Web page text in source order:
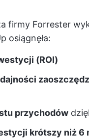
firmy Forrester
osiągnęła:
(ROI)
przychodów
krótszy niż 6